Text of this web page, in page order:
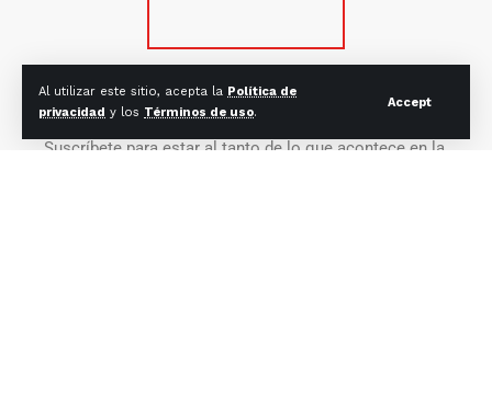
Al utilizar este sitio, acepta la Política de
privacidad y los Términos de uso.
Accept
SUSCRÍBETE
Suscríbete para estar al tanto de lo que acontece en la